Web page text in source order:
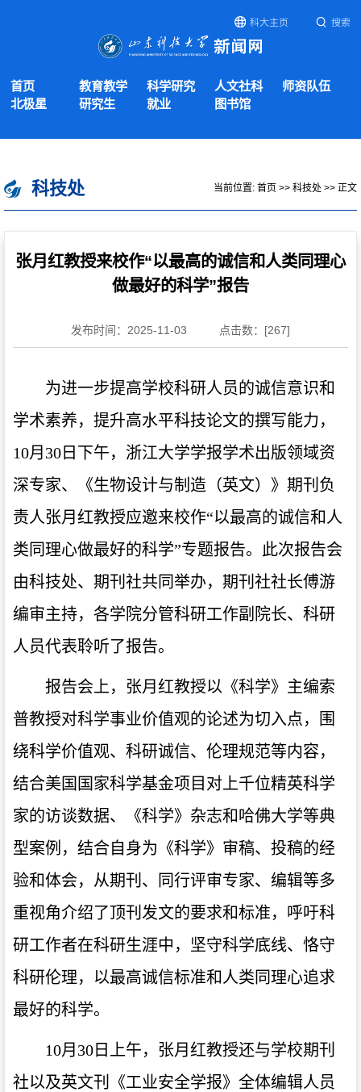
科大主页 搜索
首页 教育教学 科学研究 人文社科
师资队伍
北极星
研究生 就业 图书馆
科技处 当前位置: 首页 >> 科技处 >> 正文
张月红教授来校作“以最高的诚信和人类同理心
做最好的科学”报告
发布时间：2025-11-03 点击数：[267]
为进一步提高学校科研人员的诚信意识和
学术素养，提升高水平科技论文的撰写能力，
10月30日下午，浙江大学学报学术出版领域资
深专家、《生物设计与制造（英文）》期刊负
责人张月红教授应邀来校作“以最高的诚信和人
类同理心做最好的科学”专题报告。此次报告会
由科技处、期刊社共同举办，期刊社社长傅游
编审主持，各学院分管科研工作副院长、科研
人员代表聆听了报告。
报告会上，张月红教授以《科学》主编索
普教授对科学事业价值观的论述为切入点，围
绕科学价值观、科研诚信、伦理规范等内容，
结合美国国家科学基金项目对上千位精英科学
家的访谈数据、《科学》杂志和哈佛大学等典
型案例，结合自身为《科学》审稿、投稿的经
验和体会，从期刊、同行评审专家、编辑等多
重视角介绍了顶刊发文的要求和标准，呼吁科
研工作者在科研生涯中，坚守科学底线、恪守
科研伦理，以最高诚信标准和人类同理心追求
最好的科学。
10月30日上午，张月红教授还与学校期刊
社以及英文刊《工业安全学报》全体编辑人员